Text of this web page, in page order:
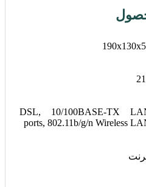
DSL, 10/100BASE-TX
ports, 802.11b/g/n Wireless